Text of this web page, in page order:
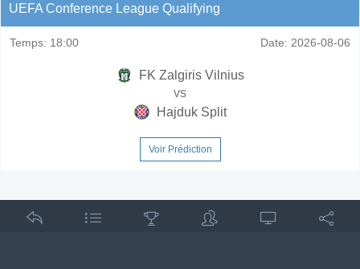
UEFA Conference League Qualifying
Temps: 18:00 Date: 2026-08-06
FK Zalgiris Vilnius
vs
Hajduk Split
Voir Prédiction